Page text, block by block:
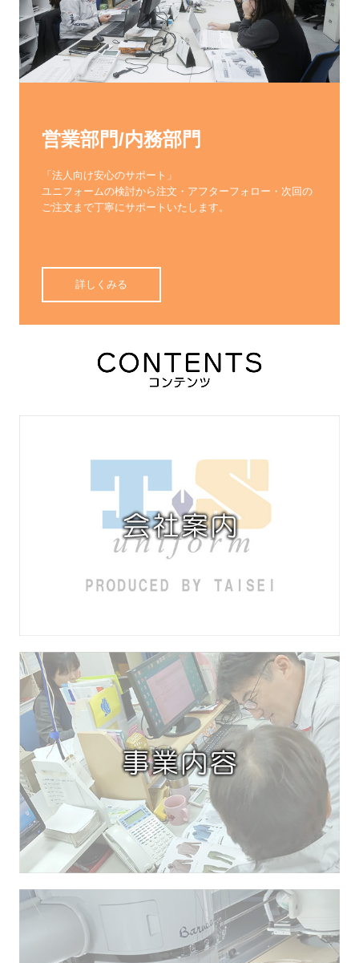
営業部門/内務部門
「法人向け安心のサポート」
ユニフォームの検討から注文・アフターフォロー・次回の
ご注文まで丁寧にサポートいたします。
詳しくみる